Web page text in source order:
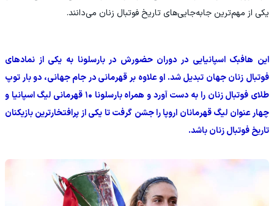
یکی از مهم‌ترین جابه‌جایی‌های تاریخ فوتبال زنان می‌دانند.
این هافبک اسپانیایی در دوران حضورش در بارسلونا به یکی از نمادهای
فوتبال زنان جهان تبدیل شد. او علاوه بر قهرمانی در جام جهانی، دو بار توپ
طلای فوتبال زنان را به دست آورد و همراه بارسلونا ۱۰ قهرمانی لیگ اسپانیا و
چهار عنوان لیگ قهرمانان اروپا را جشن گرفت تا یکی از پرافتخارترین بازیکنان
تاریخ فوتبال زنان باشد.